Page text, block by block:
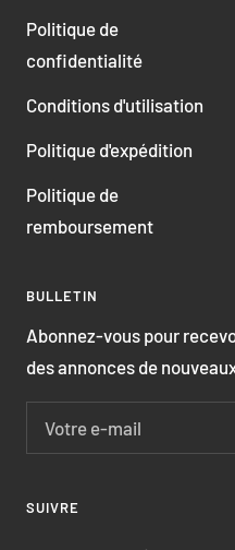
Politique de
confidentialité
Conditions d'utilisation
Politique d'expédition
Politique de
remboursement
BULLETIN
Abonnez-vous pour
des annonces de
Votre e-mail
SUIVRE